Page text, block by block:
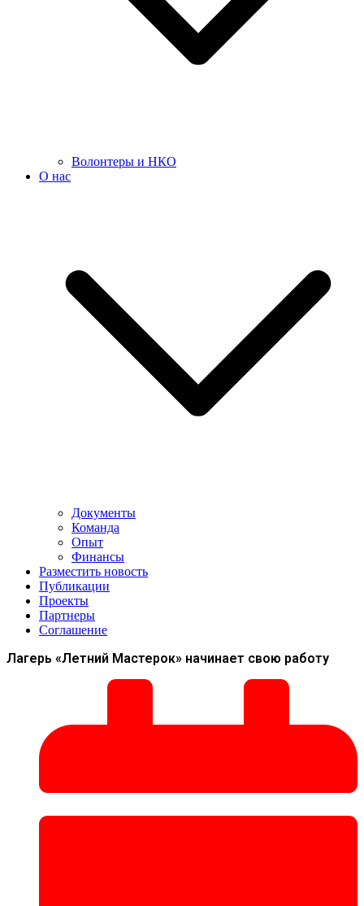
Волонтеры и НКО
О нас
Документы
Команда
Опыт
Финансы
Разместить новость
Публикации
Проекты
Партнеры
Соглашение
Лагерь «Летний Мастерок» начинает свою работу